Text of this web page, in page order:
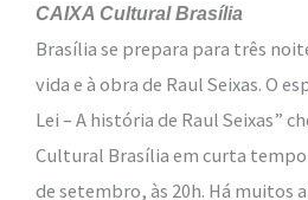
CAIXA Cultural Brasília
Brasília se prepara para três
vida e à obra de Raul Seixas. O
Lei – A história de Raul Seixas”
Cultural Brasília em curta
de setembro, às 20h. Há muitos